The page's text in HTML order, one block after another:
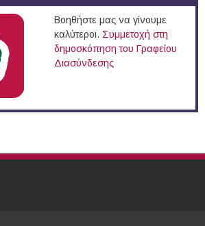
Βοηθήστε μας να γίνουμε
καλύτεροι. Συμμετοχή στη
δημοσκόπηση του Γραφείου
Διασύνδεσης